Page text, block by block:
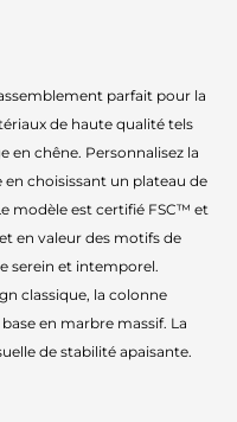
parfait pour la
de haute qualité tels
en chêne. Personnalisez la
choisissant un plateau de
modèle est certifié FSC™ et
en valeur des motifs de
serein et intemporel.
classique, la colonne
en marbre massif. La
de stabilité apaisante.